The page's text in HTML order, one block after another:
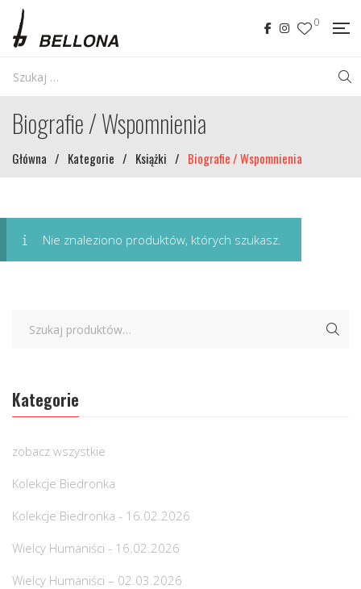
0
Biografie / Wspomnienia
Główna / Kategorie / Książki / Biografie / Wspomnienia
Nie znaleziono produktów, których szukasz.
Kategorie
zobacz wszystkie
Kolekcje Biedronka
Kolekcje Biedronka - 16.02.2026
Wielcy Humaniści - 16.02.2026
Wielcy Humaniści – 02.03.2026